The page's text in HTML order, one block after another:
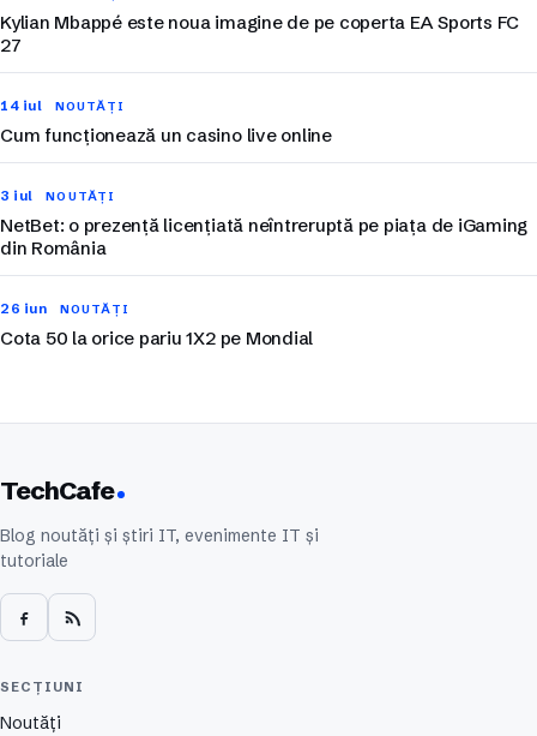
Kylian Mbappé este noua imagine de pe coperta EA Sports FC
27
14 iul NOUTĂȚI
Cum funcționează un casino live online
3 iul NOUTĂȚI
NetBet: o prezență licențiată neîntreruptă pe piața de iGaming
din România
26 iun NOUTĂȚI
Cota 50 la orice pariu 1X2 pe Mondial
TechCafe
Blog noutăți și știri IT, evenimente IT și
tutoriale
SECȚIUNI
Noutăți